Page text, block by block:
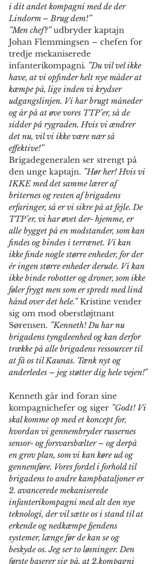
i dit andet kompagni med de der
Lindorm – Brug dem!”
”Men chef?” udbryder kaptajn
Johan Flemmingsen – chefen for
tredje mekaniserede
infanterikompagni. ”Du vil vel ikke
have, at vi opfinder helt nye måder at
kæmpe på, lige inden vi krydser
udgangslinjen. Vi har brugt måneder
og år på at øve vores TTP’er, så de
sidder på rygraden. Hvis vi ændrer
det nu, vil vi ikke være nær så
effektive!”
Brigadegeneralen ser strengt på
den unge kaptajn. ”Hør her! Hvis vi
IKKE med det samme lærer af
briternes og resten af brigadens
erfaringer, så er vi sikre på at fejle. De
TTP’er, vi har øvet der- hjemme, er
alle bygget på en modstander, som kan
findes og bindes i terrænet. Vi kan
ikke finde nogle større enheder, for der
ér ingen større enheder derude. Vi kan
ikke binde robotter og droner, som ikke
føler frygt men som er spredt med lind
hånd over det hele.” Kristine vender
sig om mod oberstløjtnant
Sørensen. ”Kenneth! Du har nu
brigadens tyngdeenhed og kan derfor
trække på alle brigadens ressourcer til
at få os til Kaunas. Tænk nyt og
anderledes – jeg støtter dig hele vejen!”
Kenneth går ind foran sine
kompagnichefer og siger ”Godt! Vi
skal komme op med et koncept for,
hvordan vi gennembryder russernes
sensor- og forsvarsbælter – og derpå
en grov plan, som vi kan køre ud og
gennemføre. Vores fordel i forhold til
brigadens to andre kampbataljoner er
2. avancerede mekaniserede
infanterikompagni med alt den nye
teknologi, der vil sætte os i stand til at
erkende og nedkæmpe fjendens
systemer, længe før de kan se og
beskyde os. Jeg ser to løsninger. Den
første baserer sig på, at 2.kompagni